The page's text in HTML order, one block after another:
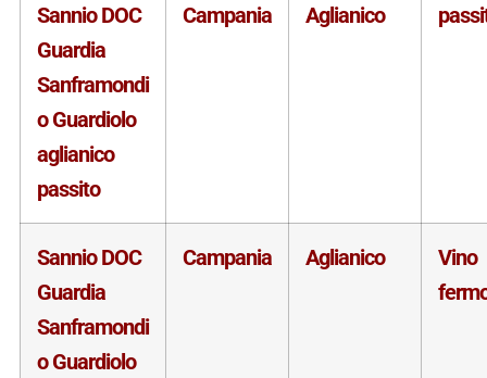
Sannio DOC
Guardia
Sanframondi
o Guardiolo
aglianico
passito
Campania Aglianico
Sannio DOC
Guardia
Sanframondi
o Guardiolo
Campania Aglianico
Vino